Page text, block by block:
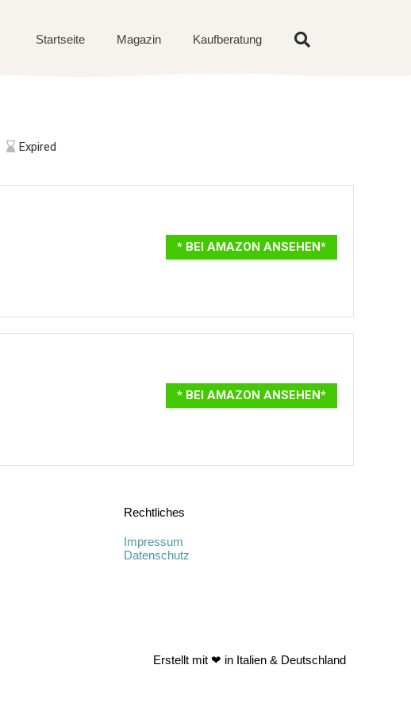
Startseite Magazin Kaufberatung
Expired
* BEI AMAZON ANSEHEN*
* BEI AMAZON ANSEHEN*
Rechtliches
Impressum
Datenschutz
Erstellt mit ❤ in Italien & Deutschland